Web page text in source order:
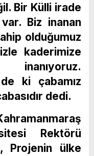
Bir Külli irade
Biz inanan
olduğumuz
kaderimize
inanıyoruz.
ki çabamız
dedi.
Rektörü
Projenin ülke